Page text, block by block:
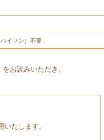
イフン）不要」
お読みいただき、
たします。